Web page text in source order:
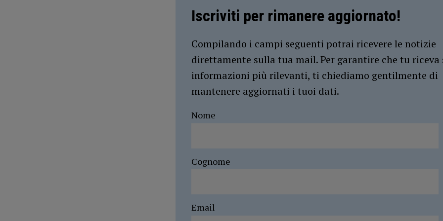
Iscriviti per rimanere aggiornato!
Compilando i campi seguenti potrai ricevere le notizie
direttamente sulla tua mail. Per garantire che tu riceva
informazioni più rilevanti, ti chiediamo gentilmente di
mantenere aggiornati i tuoi dati.
Nome
Cognome
Email